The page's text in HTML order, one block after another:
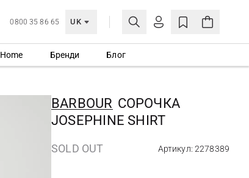
0800 35 86 65 UK
МОЯ ОБЛІКІВКА
Ще не зареєстровані?
СТВОРИТИ ОБЛІКІВКУ
Home Бренди Блог
BARBOUR СОРОЧКА
JOSEPHINE SHIRT
SOLD OUT Артикул: 2278389